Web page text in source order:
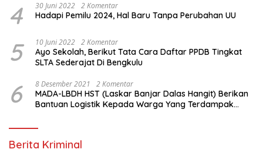
4 30 Juni 2022 2 Komentar
Hadapi Pemilu 2024, Hal Baru Tanpa Perubahan UU
5 10 Juni 2022 2 Komentar
Ayo Sekolah, Berikut Tata Cara Daftar PPDB Tingkat
SLTA Sederajat Di Bengkulu
6 8 Desember 2021 2 Komentar
MADA-LBDH HST (Laskar Banjar Dalas Hangit) Berikan
Bantuan Logistik Kepada Warga Yang Terdampak
Berita Kriminal